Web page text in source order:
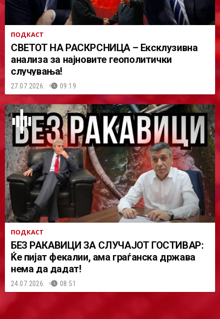
ПОДКАСТ
СВЕТОТ НА РАСКРСНИЦА – Ексклузивна
анализа за најновите геополитички
случувања!
27.07.2026. 09:19
ПОДКАСТ
БЕЗ РАКАВИЦИ ЗА СЛУЧАЈОТ ГОСТИВАР:
Ќе пијат фекалии, ама граѓанска држава
нема да дадат!
24.07.2026. 08:51